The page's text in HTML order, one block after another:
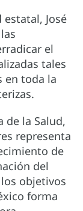
José
el
tales
en toda la
de la Salud,
representa
de
del
objetivos
forma